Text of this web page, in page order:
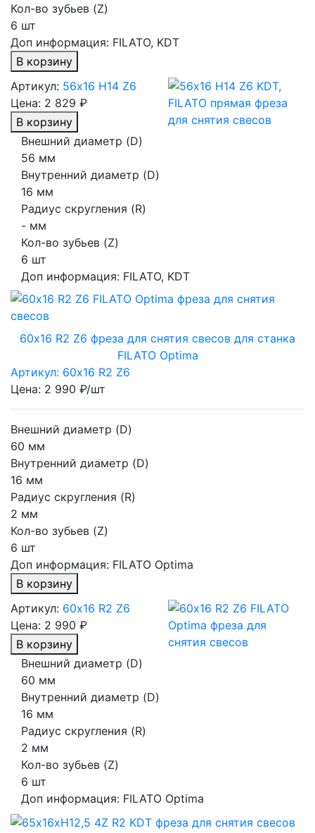
Кол-во зубьев (Z)
6 шт
Доп информация: FILATO, KDT
В корзину
Артикул: 56х16 H14 Z6
Цена: 2 829 ₽
В корзину
Внешний диаметр (D)
56 мм
Внутренний диаметр (D)
16 мм
Радиус скругления (R)
- мм
Кол-во зубьев (Z)
6 шт
Доп информация: FILATO, KDT
60х16 R2 Z6 фреза для снятия свесов для станка
FILATO Optima
Артикул: 60х16 R2 Z6
Цена: 2 990 ₽/шт
Внешний диаметр (D)
60 мм
Внутренний диаметр (D)
16 мм
Радиус скругления (R)
2 мм
Кол-во зубьев (Z)
6 шт
Доп информация: FILATO Optima
В корзину
Артикул: 60х16 R2 Z6
Цена: 2 990 ₽
В корзину
Внешний диаметр (D)
60 мм
Внутренний диаметр (D)
16 мм
Радиус скругления (R)
2 мм
Кол-во зубьев (Z)
6 шт
Доп информация: FILATO Optima